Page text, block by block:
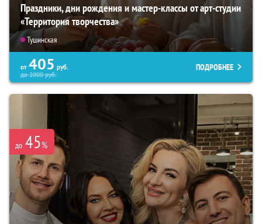
Праздники, дни рождения и мастер-классы от арт-студии
«Территория творчества»
Тушинская
от 405 руб.
до2000руб.
ПОДРОБНЕЕ
до 45%